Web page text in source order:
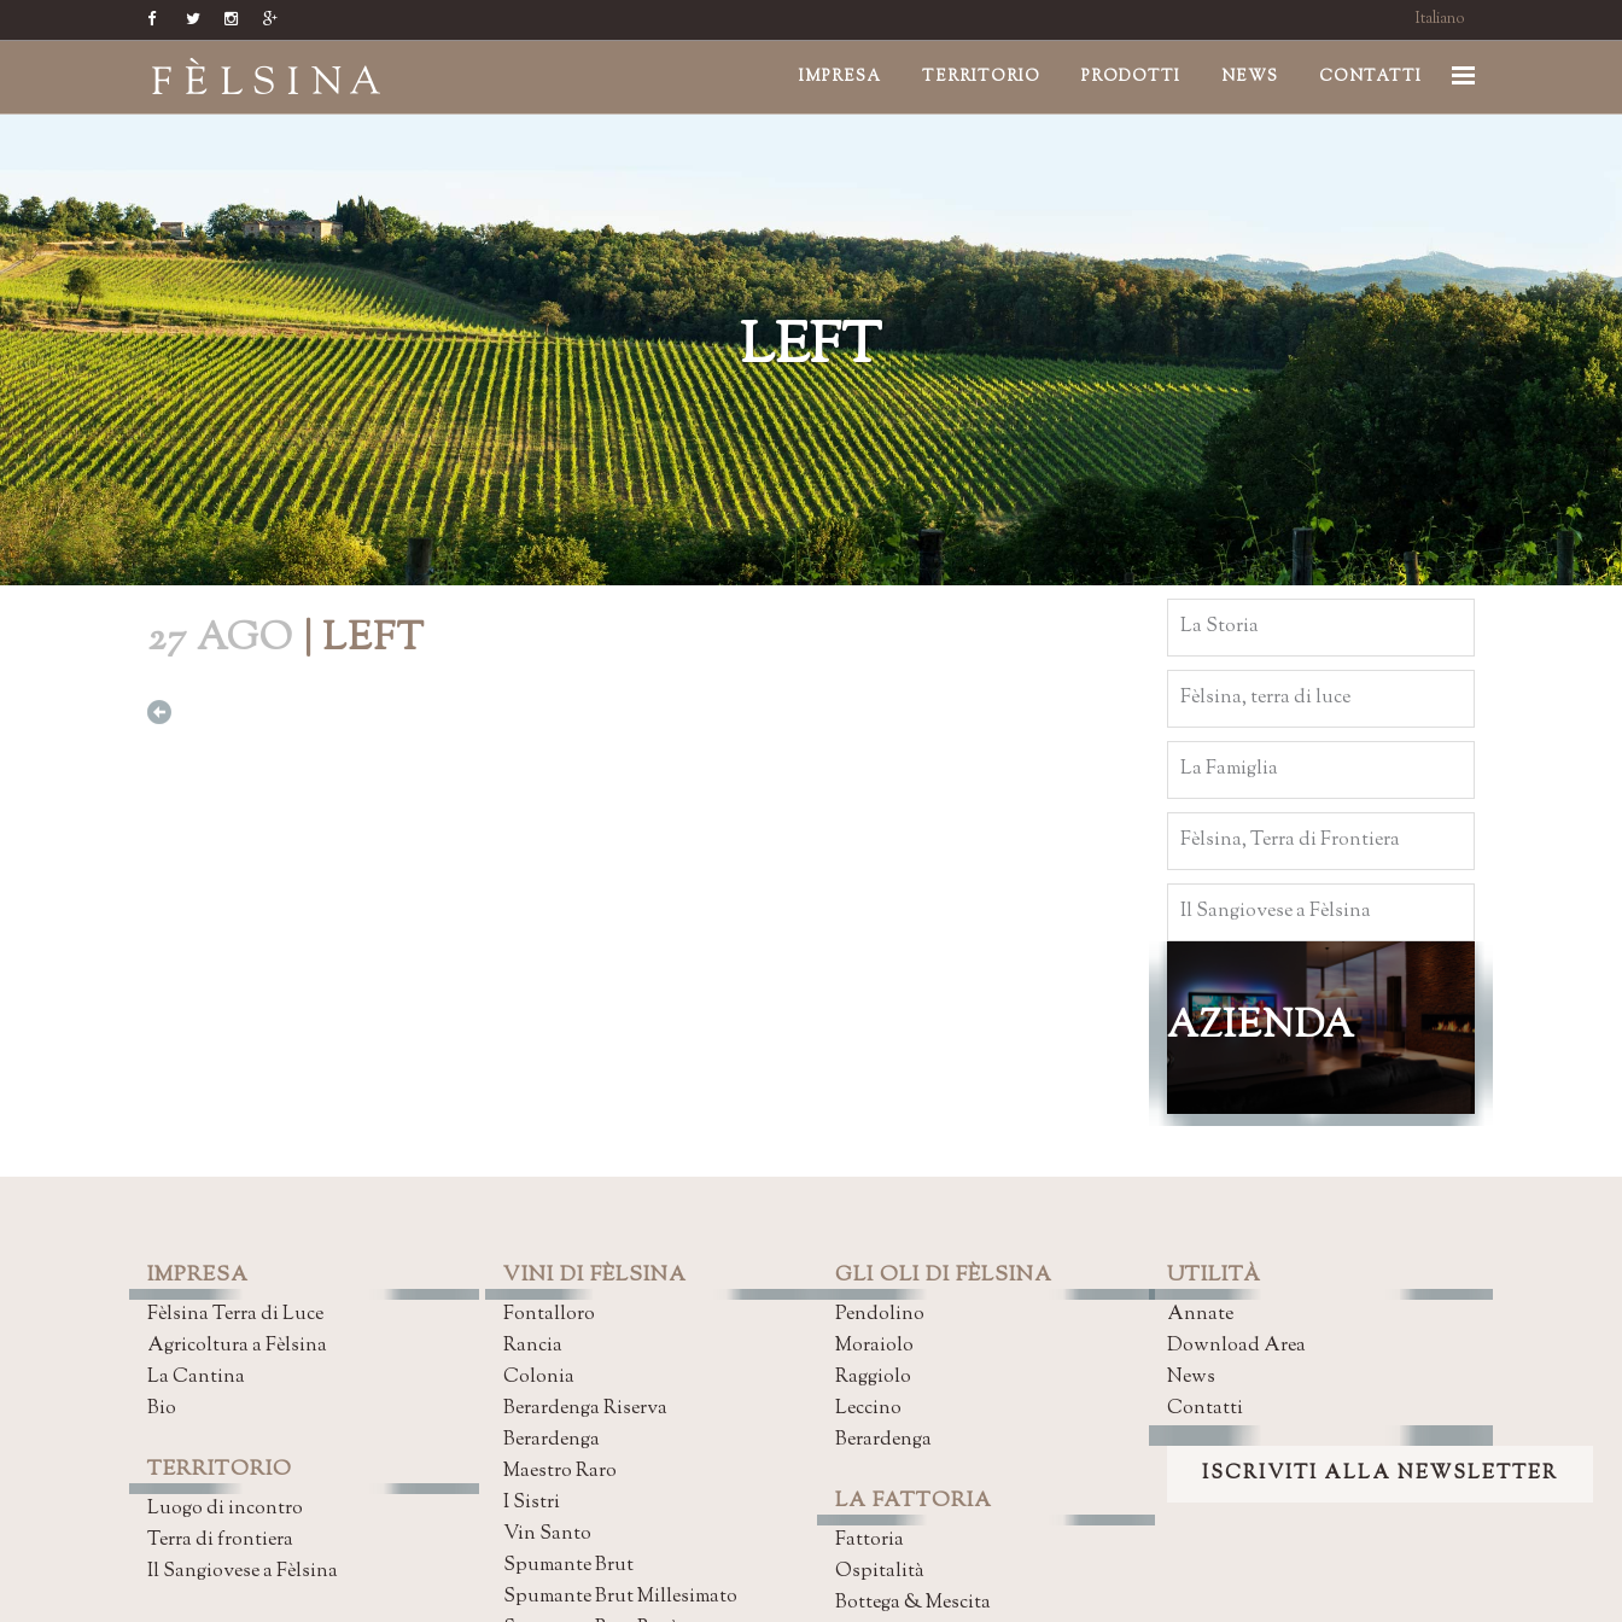
Italiano
IMPRESA TERRITORIO PRODOTTI NEWS CONTATTI
LEFT
27 AGO | LEFT La Storia
Fèlsina, terra di luce
La Famiglia
Fèlsina, Terra di Frontiera
Il Sangiovese a Fèlsina
AZIENDA
IMPRESA
Fèlsina Terra di Luce
Agricoltura a Fèlsina
La Cantina
Bio
TERRITORIO
Luogo di incontro
Terra di frontiera
Il Sangiovese a Fèlsina
VINI DI FÈLSINA
Fontalloro
Rancia
Colonia
Berardenga Riserva
Berardenga
Maestro Raro
I Sistri
Vin Santo
Spumante Brut
Spumante Brut Millesimato
GLI OLI DI FÈLSINA
Pendolino
Moraiolo
Raggiolo
Leccino
Berardenga
LA FATTORIA
Fattoria
Ospitalità
Bottega & Mescita
UTILITÀ
Annate
Download Area
News
Contatti
ISCRIVITI ALLA NEWSLETTER